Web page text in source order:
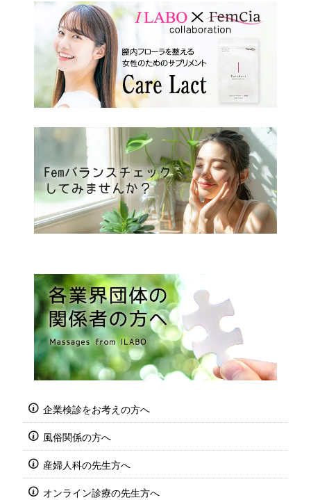
企業検診をお考えの方へ
風俗関係の方へ
産婦人科の先生方へ
オンライン診療の先生方へ